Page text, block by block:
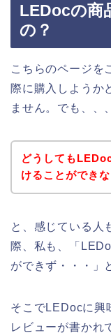
LEDocの商
の？
こちらのページを
際に購入しようか
ません。でも、、
どうしても
けることができな
と、感じている人
際、私も、「
ができず・・・」
そこでLEDocに興
レビューが書かれ